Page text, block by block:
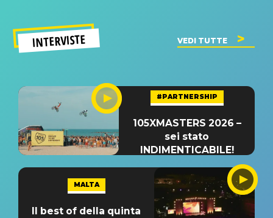
INTERVISTE VEDI TUTTE
#PARTNERSHIP
105XMASTERS 2026 –
sei stato
INDIMENTICABILE!
MALTA
Il best of della quinta